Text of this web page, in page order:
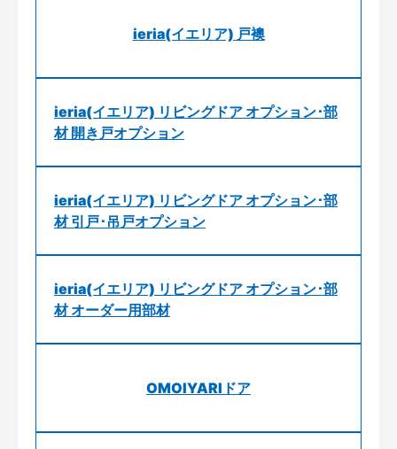
ieria(イエリア) 戸襖
ieria(イエリア) リビングドア オプション･部
材 開き戸オプション
ieria(イエリア) リビングドア オプション･部
材 引戸･吊戸オプション
ieria(イエリア) リビングドア オプション･部
材 オーダー用部材
OMOIYARIドア